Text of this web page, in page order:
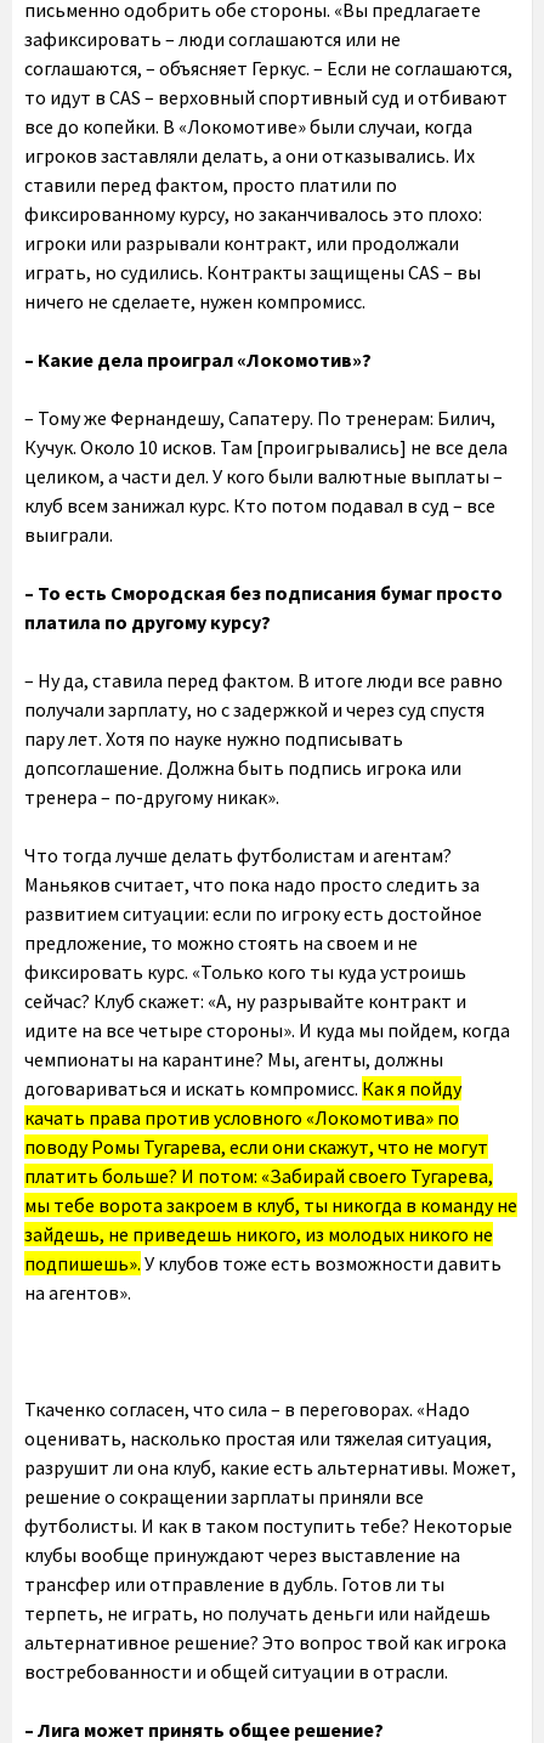
письменно одобрить обе стороны. «Вы предлагаете
зафиксировать – люди соглашаются или не
соглашаются, – объясняет Геркус. – Если не соглашаются,
то идут в CAS – верховный спортивный суд и отбивают
все до копейки. В «Локомотиве» были случаи, когда
игроков заставляли делать, а они отказывались. Их
ставили перед фактом, просто платили по
фиксированному курсу, но заканчивалось это плохо:
игроки или разрывали контракт, или продолжали
играть, но судились. Контракты защищены CAS – вы
ничего не сделаете, нужен компромисс.
– Какие дела проиграл «Локомотив»?
– Тому же Фернандешу, Сапатеру. По тренерам: Билич,
Кучук. Около 10 исков. Там [проигрывались] не все дела
целиком, а части дел. У кого были валютные выплаты –
клуб всем занижал курс. Кто потом подавал в суд – все
выиграли.
– То есть Смородская без подписания бумаг просто
платила по другому курсу?
– Ну да, ставила перед фактом. В итоге люди все равно
получали зарплату, но с задержкой и через суд спустя
пару лет. Хотя по науке нужно подписывать
допсоглашение. Должна быть подпись игрока или
тренера – по-другому никак».
Что тогда лучше делать футболистам и агентам?
Маньяков считает, что пока надо просто следить за
развитием ситуации: если по игроку есть достойное
предложение, то можно стоять на своем и не
фиксировать курс. «Только кого ты куда устроишь
сейчас? Клуб скажет: «А, ну разрывайте контракт и
идите на все четыре стороны». И куда мы пойдем, когда
чемпионаты на карантине? Мы, агенты, должны
договариваться и искать компромисс. Как я пойду
качать права против условного «Локомотива» по
поводу Ромы Тугарева, если они скажут, что не могут
платить больше? И потом: «Забирай своего Тугарева,
мы тебе ворота закроем в клуб, ты никогда в команду не
зайдешь, не приведешь никого, из молодых никого не
подпишешь». У клубов тоже есть возможности давить
на агентов».
Ткаченко согласен, что сила – в переговорах. «Надо
оценивать, насколько простая или тяжелая ситуация,
разрушит ли она клуб, какие есть альтернативы. Может,
решение о сокращении зарплаты приняли все
футболисты. И как в таком поступить тебе? Некоторые
клубы вообще принуждают через выставление на
трансфер или отправление в дубль. Готов ли ты
терпеть, не играть, но получать деньги или найдешь
альтернативное решение? Это вопрос твой как игрока
востребованности и общей ситуации в отрасли.
– Лига может принять общее решение?